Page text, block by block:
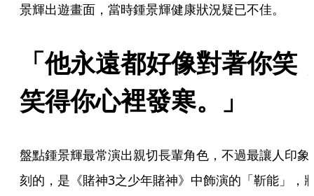
景輝出遊畫面，當時鍾景輝健康狀況疑已不佳。
「他永遠都好像對著你笑
笑得你心裡發寒。」
盤點鍾景輝最常演出親切長輩角色，不過最讓人印象
刻的，是《賭神3之少年賭神》中飾演的「靳能」，